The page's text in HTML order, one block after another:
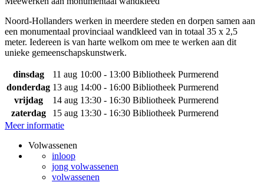
Noord-Hollanders werken in meerdere steden en dorpen samen aan
een monumentaal provinciaal wandkleed van in totaal 35 x 2,5
meter. Iedereen is van harte welkom om mee te werken aan dit
unieke gemeenschapskunstwerk.
dinsdag 11 aug 10:00 - 13:00 Bibliotheek Purmerend
donderdag 13 aug 14:00 - 16:00 Bibliotheek Purmerend
vrijdag
14 aug 13:30 - 16:30 Bibliotheek Purmerend
zaterdag
15 aug 13:30 - 16:30 Bibliotheek Purmerend
Meer informatie
Volwassenen
inloop
jong volwassenen
volwassenen